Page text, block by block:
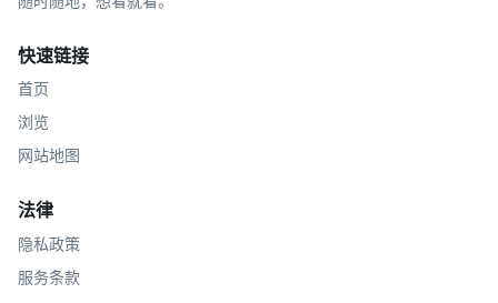
快速链接
首页
浏览
网站地图
法律
隐私政策
服务条款